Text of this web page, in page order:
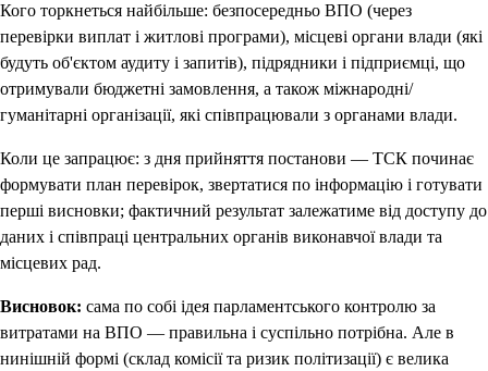
Кого торкнеться найбільше: безпосередньо ВПО (через
перевірки виплат і житлові програми), місцеві органи влади (які
будуть об'єктом аудиту і запитів), підрядники і підприємці, що
отримували бюджетні замовлення, а також міжнародні/
гуманітарні організації, які співпрацювали з органами влади.
Коли це запрацює: з дня прийняття постанови — ТСК починає
формувати план перевірок, звертатися по інформацію і готувати
перші висновки; фактичний результат залежатиме від доступу до
даних і співпраці центральних органів виконавчої влади та
місцевих рад.
Висновок: сама по собі ідея парламентського контролю за
витратами на ВПО — правильна і суспільно потрібна. Але в
нинішній формі (склад комісії та ризик політизації) є велика